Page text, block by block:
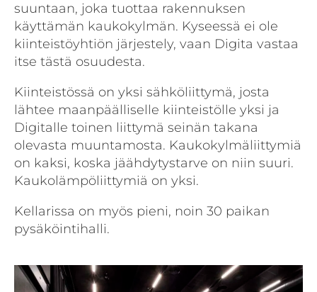
suuntaan, joka tuottaa rakennuksen
käyttämän kaukokylmän. Kyseessä ei ole
kiinteistöyhtiön järjestely, vaan Digita vastaa
itse tästä osuudesta.
Kiinteistössä on yksi sähköliittymä, josta
lähtee maanpäälliselle kiinteistölle yksi ja
Digitalle toinen liittymä seinän takana
olevasta muuntamosta. Kaukokylmäliittymiä
on kaksi, koska jäähdytystarve on niin suuri.
Kaukolämpöliittymiä on yksi.
Kellarissa on myös pieni, noin 30 paikan
pysäköintihalli.